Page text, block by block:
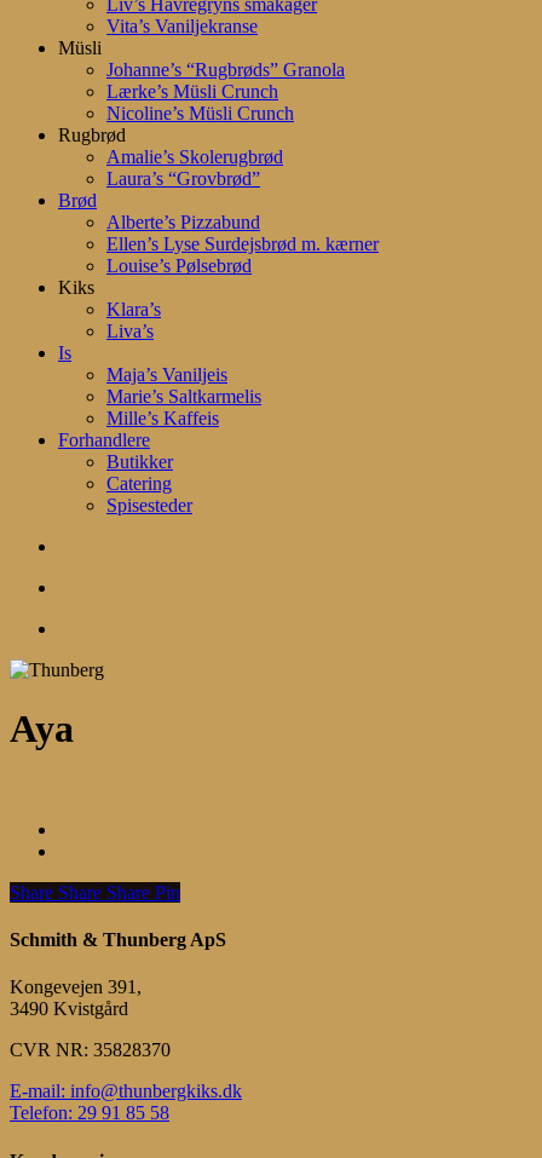
Liv’s Havregryns småkager
Vita’s Vaniljekranse
Müsli
Johanne’s “Rugbrøds” Granola
Lærke’s Müsli Crunch
Nicoline’s Müsli Crunch
Rugbrød
Amalie’s Skolerugbrød
Laura’s “Grovbrød”
Brød
Alberte’s Pizzabund
Ellen’s Lyse Surdejsbrød m. kærner
Louise’s Pølsebrød
Kiks
Klara’s
Liva’s
Is
Maja’s Vaniljeis
Marie’s Saltkarmelis
Mille’s Kaffeis
Forhandlere
Butikker
Catering
Spisesteder
Aya
Share
Share Share Share Pin
Schmith & Thunberg ApS
Kongevejen 391,
3490 Kvistgård
CVR NR: 35828370
E-mail: info@thunbergkiks.dk
Telefon: 29 91 85 58